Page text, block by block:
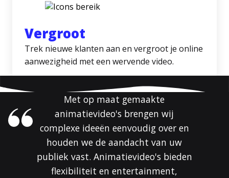
Vergroot
Trek nieuwe klanten aan en vergroot je online
aanwezigheid met een wervende video.
Met op maat gemaakte
animatievideo's brengen wij
complexe ideeën eenvoudig over en
houden we de aandacht van uw
publiek vast. Animatievideo's bieden
flexibiliteit en entertainment,